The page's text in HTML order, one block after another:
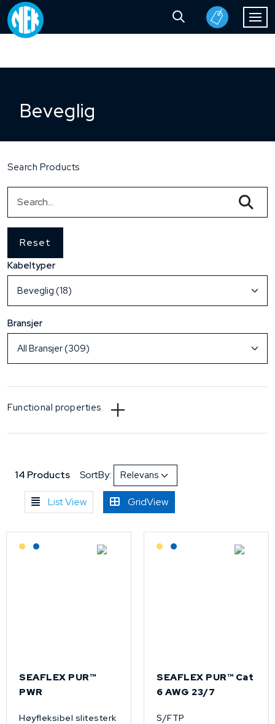
Beveglig
Search Products
Reset
Kabeltyper
Bransjer
Functional properties
14 Products SortBy:
List View GridView
Lagerført: Grossist
Lagerført: NEK Kabel
SEAFLEX PUR™
PWR
Høyfleksibel slitesterk
Lagerført: Grossist
Lagerført: NEK Kabel
SEAFLEX PUR™­ Cat
6 AWG 23/7
S/FTP